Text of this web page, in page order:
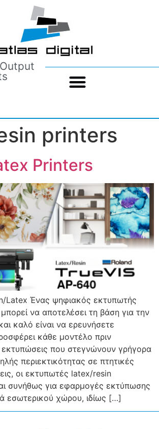
printers
Printers
Latex Ένας ψηφιακός εκτυπωτής
να αποτελέσει τη βάση για την
καλό είναι να ερευνήσετε
κάθε μοντέλο πριν
που στεγνώνουν γρήγορα
περιεκτικότητας σε πτητικές
οι εκτυπωτές latex/resin
συνήθως για εφαρμογές εκτύπωσης
εσωτερικού χώρου, ιδίως […]